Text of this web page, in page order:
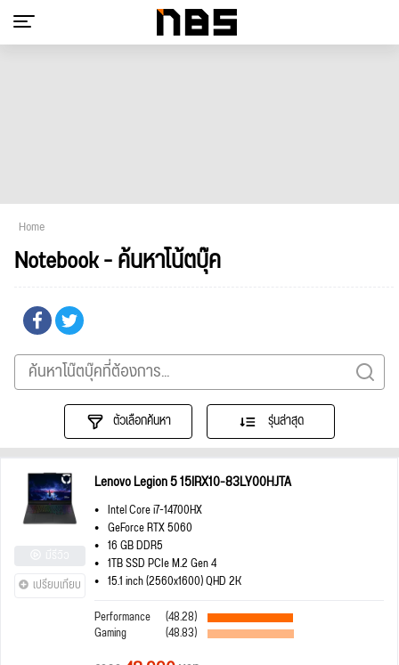
Home
Notebook - ค้นหาโน้ตบุ๊ค
ตัวเลือกค้นหา รุ่นล่าสุด
เปรียบเทียบ
Lenovo Legion 5 15IRX10-83LY00HJTA
Intel Core i7-14700HX
GeForce RTX 5060
16 GB DDR5
1TB SSD PCIe M.2 Gen 4
15.1 inch (2560x1600) QHD 2K
Performance
(48.28)
Gaming (48.83)